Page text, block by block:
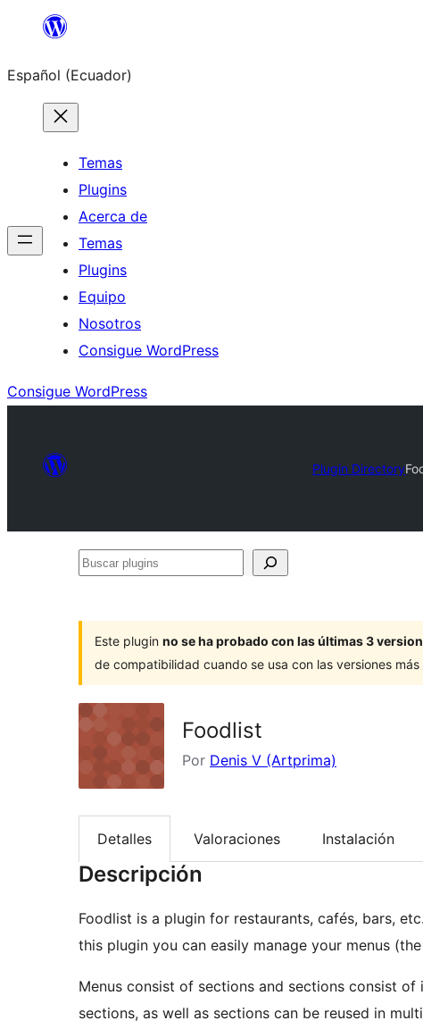
Saltar
contenido
Español (Ecuador)
Temas
Plugins
Acerca de
Temas
Plugins
Equipo
Nosotros
Consigue WordPress
Consigue WordPress
Plugin Directory
Buscar
Este plugin no se ha probado con las últimas 3
de compatibilidad cuando se usa con las versiones
Foodlist
Por Denis V (Artprima)
Detalles Valoraciones Instalación
Descripción
Foodlist is a plugin for restaurants, cafés, bars,
this plugin you can easily manage your menus
Menus consist of sections and sections consist
sections, as well as sections can be reused in